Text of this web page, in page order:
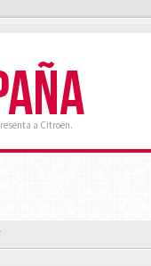
a Citroën.